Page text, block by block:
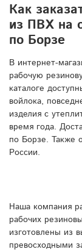
Как
из ПВХ на
по Борзе
В интернет-
рабочую
каталоге
войлока,
изделия с
время года.
по Борзе. Также
России.
Наша компания
рабочих
изготовлены из
превосходными